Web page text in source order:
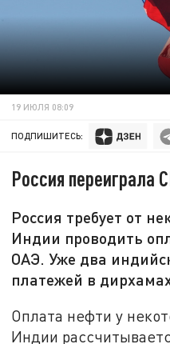
19 ИЮЛЯ 08:09
ПОДПИШИТЕСЬ:
Россия переиграла
Россия требует от
Индии проводить
ОАЭ. Уже два
платежей в
Оплата нефти у
Индии